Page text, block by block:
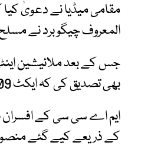
مقامی میڈیا نے دعویٰ
المعروف چیگو برد نے
جس کے بعد ملائیشین
بھی تصدیق کی کہ ایکٹ 2009 کی دفعہ 17(a) کے تحت تحقیقات جاری ہیں۔
ایم اے سی سی کے افسران
کے ذریعے کیے گئے